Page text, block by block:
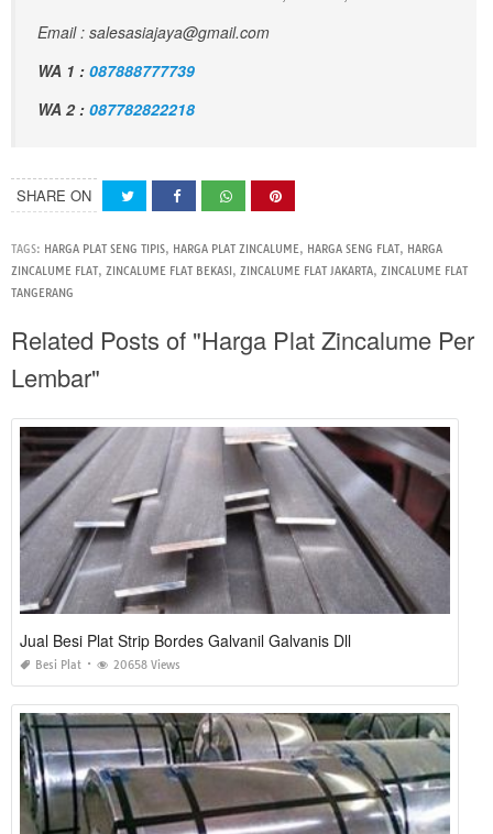
Email : salesasiajaya@gmail.com
WA 1 : 087888777739
WA 2 : 087782822218
SHARE ON
TAGS: HARGA PLAT SENG TIPIS, HARGA PLAT ZINCALUME, HARGA SENG FLAT, HARGA
ZINCALUME FLAT, ZINCALUME FLAT BEKASI, ZINCALUME FLAT JAKARTA, ZINCALUME FLAT
TANGERANG
Related Posts of "Harga Plat Zincalume Per
Lembar"
Jual Besi Plat Strip Bordes Galvanil Galvanis Dll
Besi Plat 20658 Views